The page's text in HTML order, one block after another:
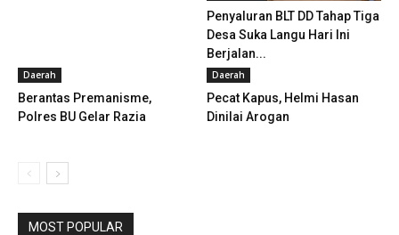
Penyaluran BLT DD Tahap Tiga
Desa Suka Langu Hari Ini
Berjalan...
Daerah
Berantas Premanisme,
Polres BU Gelar Razia
Daerah
Pecat Kapus, Helmi Hasan
Dinilai Arogan
MOST POPULAR